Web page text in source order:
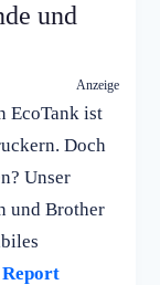
und
Anzeige
EcoTank ist
Doch
Unser
und Brother
Report